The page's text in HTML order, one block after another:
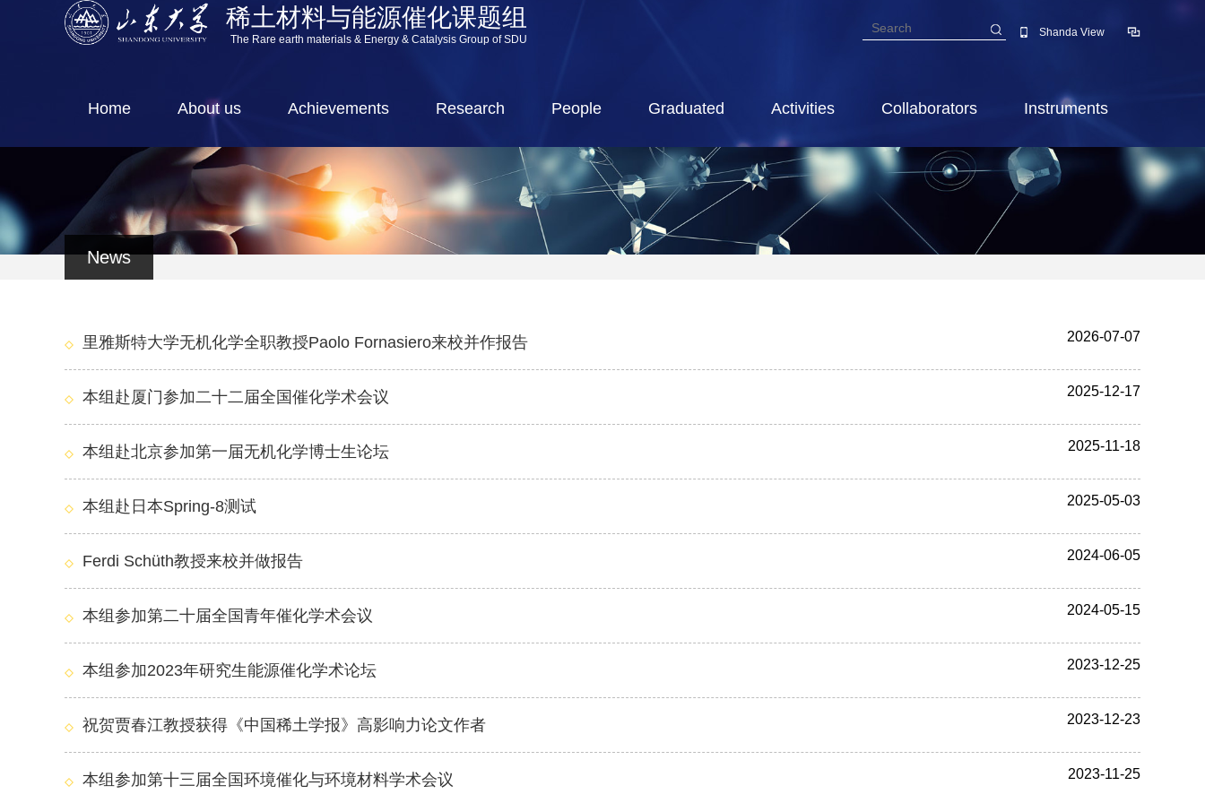
稀土材料与能源催化课题组
The Rare earth materials & Energy & Catalysis Group of SDU
Shanda View
Home About us Achievements Research People Graduated Activities Collaborators Instruments
News
2026-07-07
里雅斯特大学无机化学全职教授Paolo Fornasiero来校并作报告
2025-12-17
本组赴厦门参加二十二届全国催化学术会议
2025-11-18
本组赴北京参加第一届无机化学博士生论坛
2025-05-03
本组赴日本Spring-8测试
2024-06-05
Ferdi Schüth教授来校并做报告
2024-05-15
本组参加第二十届全国青年催化学术会议
2023-12-25
本组参加2023年研究生能源催化学术论坛
2023-12-23
祝贺贾春江教授获得《中国稀土学报》高影响力论文作者
2023-11-25
本组参加第十三届全国环境催化与环境材料学术会议